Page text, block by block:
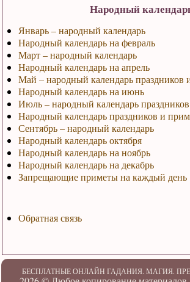
Народный
Январь – народный календарь
Народный календарь на февраль
Март – народный календарь
Народный календарь на апрель
Май – народный календарь праздников
Народный календарь на июнь
Июль – народный календарь
Народный календарь праздников и
Сентябрь – народный календарь
Народный календарь октября
Народный календарь на ноябрь
Народный календарь на декабрь
Запрещающие приметы на каждый день
Обратная связь
БЕСПЛАТНЫЕ ОНЛАЙН ГАДАНИЯ. МАГИЯ.